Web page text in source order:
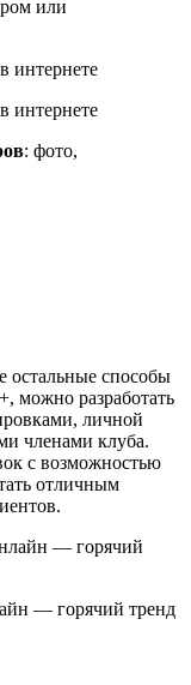
или
: фото,
остальные способы
можно разработать
личной
членами клуба.
с возможностью
отличным
— горячий тренд